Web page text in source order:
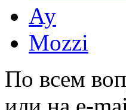
Ау
Mozzi
По всем